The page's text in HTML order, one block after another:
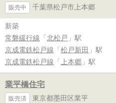
販売中 千葉県松戸市上本郷
新築
常磐緩行線 「 北松戸 」駅
京成電鉄松戸線 「 松戸新田 」駅
京成電鉄松戸線 「 上本郷 」駅
業平橋住宅
販売済 東京都墨田区業平